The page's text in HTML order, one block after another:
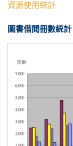
資源使用統計
圖書借閱冊數統計